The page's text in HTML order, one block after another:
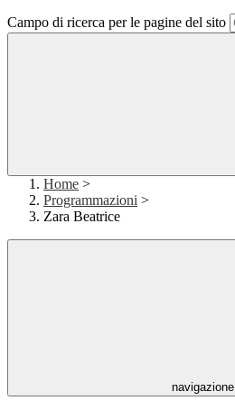
Campo di ricerca per le pagine del sito
Home >
Programmazioni >
Zara Beatrice
navigazione